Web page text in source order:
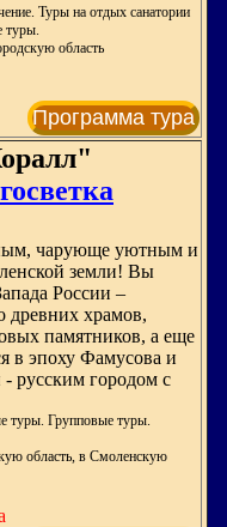
Туры на отдых санатории
туры.
область
Программа тура
чарующе уютным и
земли! Вы
России –
древних храмов,
памятников, а еще
в эпоху Фамусова и
- русским городом с
туры. Групповые туры.
область, в Смоленскую